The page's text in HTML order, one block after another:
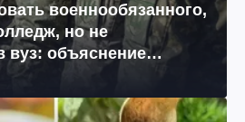
военнообязанного,
но не
вуз: объяснение